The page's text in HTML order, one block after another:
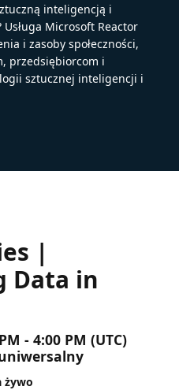
inteligencją i
Microsoft Reactor
i zasoby społeczności,
przedsiębiorcom i
sztucznej inteligencji i
|
Data in
- 4:00 PM (UTC)
żywo